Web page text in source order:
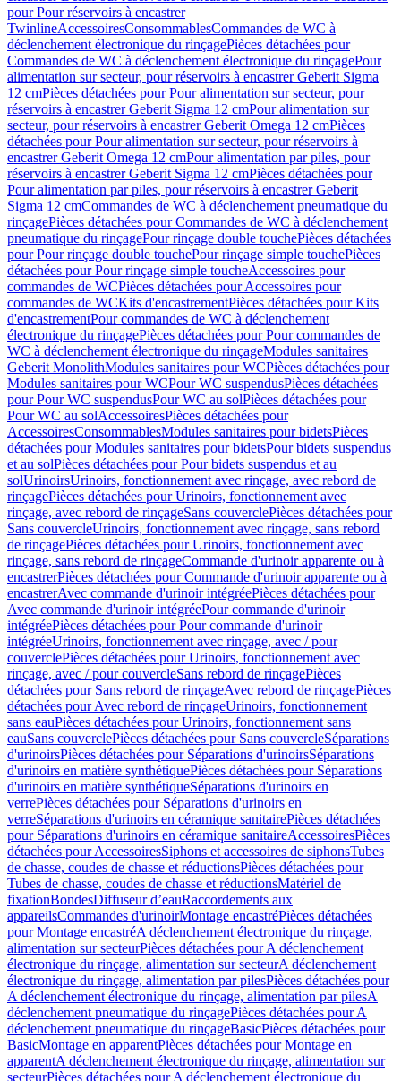
pour Pour réservoirs à encastrer
TwinlineAccessoiresConsommablesCommandes de WC à
déclenchement électronique du rinçagePièces détachées pour
Commandes de WC à déclenchement électronique du rinçagePour
alimentation sur secteur, pour réservoirs à encastrer Geberit Sigma
12 cmPièces détachées pour Pour alimentation sur secteur, pour
réservoirs à encastrer Geberit Sigma 12 cmPour alimentation sur
secteur, pour réservoirs à encastrer Geberit Omega 12 cmPièces
détachées pour Pour alimentation sur secteur, pour réservoirs à
encastrer Geberit Omega 12 cmPour alimentation par piles, pour
réservoirs à encastrer Geberit Sigma 12 cmPièces détachées pour
Pour alimentation par piles, pour réservoirs à encastrer Geberit
Sigma 12 cmCommandes de WC à déclenchement pneumatique du
rinçagePièces détachées pour Commandes de WC à déclenchement
pneumatique du rinçagePour rinçage double touchePièces détachées
pour Pour rinçage double touchePour rinçage simple touchePièces
détachées pour Pour rinçage simple toucheAccessoires pour
commandes de WCPièces détachées pour Accessoires pour
commandes de WCKits d'encastrementPièces détachées pour Kits
d'encastrementPour commandes de WC à déclenchement
électronique du rinçagePièces détachées pour Pour commandes de
WC à déclenchement électronique du rinçageModules sanitaires
Geberit MonolithModules sanitaires pour WCPièces détachées pour
Modules sanitaires pour WCPour WC suspendusPièces détachées
pour Pour WC suspendusPour WC au solPièces détachées pour
Pour WC au solAccessoiresPièces détachées pour
AccessoiresConsommablesModules sanitaires pour bidetsPièces
détachées pour Modules sanitaires pour bidetsPour bidets suspendus
et au solPièces détachées pour Pour bidets suspendus et au
solUrinoirsUrinoirs, fonctionnement avec rinçage, avec rebord de
rinçagePièces détachées pour Urinoirs, fonctionnement avec
rinçage, avec rebord de rinçageSans couverclePièces détachées pour
Sans couvercleUrinoirs, fonctionnement avec rinçage, sans rebord
de rinçagePièces détachées pour Urinoirs, fonctionnement avec
rinçage, sans rebord de rinçageCommande d'urinoir apparente ou à
encastrerPièces détachées pour Commande d'urinoir apparente ou à
encastrerAvec commande d'urinoir intégréePièces détachées pour
Avec commande d'urinoir intégréePour commande d'urinoir
intégréePièces détachées pour Pour commande d'urinoir
intégréeUrinoirs, fonctionnement avec rinçage, avec / pour
couverclePièces détachées pour Urinoirs, fonctionnement avec
rinçage, avec / pour couvercleSans rebord de rinçagePièces
détachées pour Sans rebord de rinçageAvec rebord de rinçagePièces
détachées pour Avec rebord de rinçageUrinoirs, fonctionnement
sans eauPièces détachées pour Urinoirs, fonctionnement sans
eauSans couverclePièces détachées pour Sans couvercleSéparations
d'urinoirsPièces détachées pour Séparations d'urinoirsSéparations
d'urinoirs en matière synthétiquePièces détachées pour Séparations
d'urinoirs en matière synthétiqueSéparations d'urinoirs en
verrePièces détachées pour Séparations d'urinoirs en
verreSéparations d'urinoirs en céramique sanitairePièces détachées
pour Séparations d'urinoirs en céramique sanitaireAccessoiresPièces
détachées pour AccessoiresSiphons et accessoires de siphonsTubes
de chasse, coudes de chasse et réductionsPièces détachées pour
Tubes de chasse, coudes de chasse et réductionsMatériel de
fixationBondesDiffuseur d’eauRaccordements aux
appareilsCommandes d'urinoirMontage encastréPièces détachées
pour Montage encastréA déclenchement électronique du rinçage,
alimentation sur secteurPièces détachées pour A déclenchement
électronique du rinçage, alimentation sur secteurA déclenchement
électronique du rinçage, alimentation par pilesPièces détachées pour
A déclenchement électronique du rinçage, alimentation par pilesA
déclenchement pneumatique du rinçagePièces détachées pour A
déclenchement pneumatique du rinçageBasicPièces détachées pour
BasicMontage en apparentPièces détachées pour Montage en
apparentA déclenchement électronique du rinçage, alimentation sur
secteurPièces détachées pour A déclenchement électronique du